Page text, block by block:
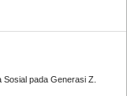
pada Generasi Z.